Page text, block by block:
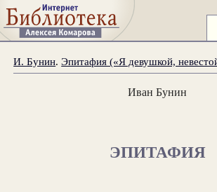
И. Бунин.Эпитафия («Я девушкой,
Иван Бунин
ЭПИТАФИЯ